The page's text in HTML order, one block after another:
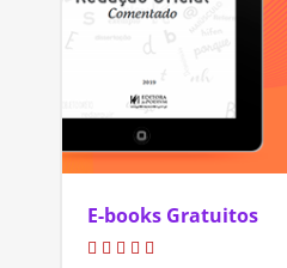
E-books Gratuitos